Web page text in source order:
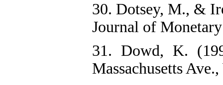
30. Dotsey, M., &
Journal of
31. Dowd, K.
Massachusetts